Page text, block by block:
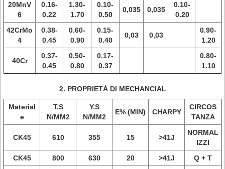
20MnV
6
0.16-
0.22
1.30-
1.70
0.10-
0.50
0,035 0,035
0.10-
0.20
42CrMo
4
0.38-
0.45
0.60-
0.90
0.15-
0.40
0,03 0,03
0.90-
1.20
40Cr
0.37-
0.45
0.50-
0.80
0.17-
0.37
0.80-
1.10
2. PROPRIETÀ DI MECHANCIAL
Material
e
T.S
N/MM2
Y.S
N/MM2
E% (MIN) CHARPY
CIRCOS
TANZA
CK45 610 355 15 >41J
NORMAL
IZZI
CK45
800 630 20 >41J Q + T